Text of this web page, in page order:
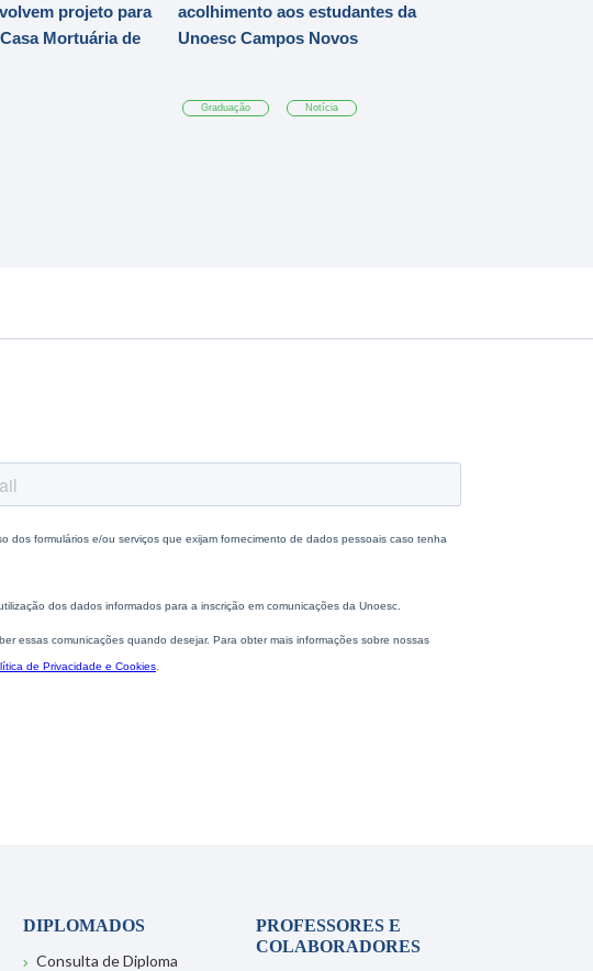
projeto para
Mortuária de
acolhimento aos estudantes da
Unoesc Campos Novos
Graduação Notícia
DIPLOMADOS
Consulta de Diploma
PROFESSORES E
COLABORADORES